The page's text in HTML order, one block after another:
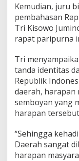
Kemudian, juru
pembahasan
Tri Kisowo
rapat paripurna
Tri
tanda identitas
Republik
daerah, harapan
semboyan yang
harapan
“Sehingga
Daerah sangat
harapan